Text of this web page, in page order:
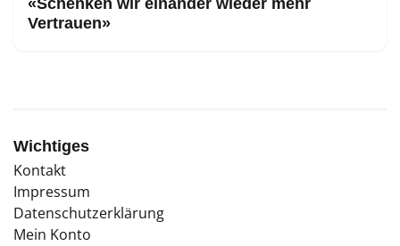
«Schenken wir einander wieder mehr
Vertrauen»
Wichtiges
Kontakt
Impressum
Datenschutzerklärung
Mein Konto